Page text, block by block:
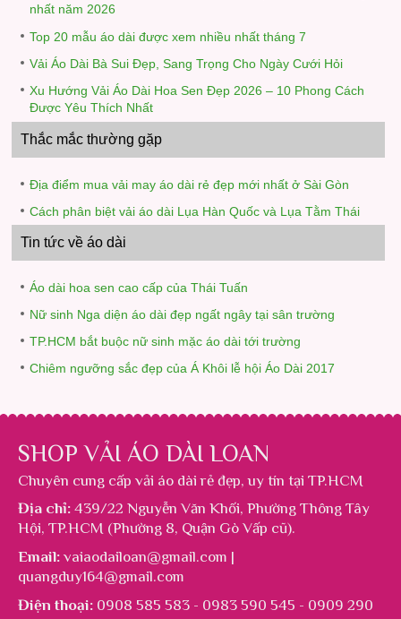
nhất năm 2026
Top 20 mẫu áo dài được xem nhiều nhất tháng 7
Vải Áo Dài Bà Sui Đẹp, Sang Trọng Cho Ngày Cưới Hỏi
Xu Hướng Vải Áo Dài Hoa Sen Đẹp 2026 – 10 Phong Cách
Được Yêu Thích Nhất
Thắc mắc thường gặp
Địa điểm mua vải may áo dài rẻ đẹp mới nhất ở Sài Gòn
Cách phân biệt vải áo dài Lụa Hàn Quốc và Lụa Tằm Thái
Tin tức về áo dài
Áo dài hoa sen cao cấp của Thái Tuấn
Nữ sinh Nga diện áo dài đẹp ngất ngây tại sân trường
TP.HCM bắt buộc nữ sinh mặc áo dài tới trường
Chiêm ngưỡng sắc đẹp của Á Khôi lễ hội Áo Dài 2017
SHOP VẢI ÁO DÀI LOAN
Chuyên cung cấp vải áo dài rẻ đẹp, uy tín tại TP.HCM
Địa chỉ: 439/22 Nguyễn Văn Khối, Phường Thông Tây
Hội, TP.HCM (Phường 8, Quận Gò Vấp cũ).
Email: vaiaodailoan@gmail.com |
quangduy164@gmail.com
Điện thoại: 0908 585 583 - 0983 590 545 - 0909 290